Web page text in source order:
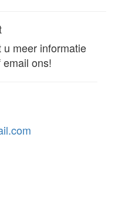
meer informatie
ons!